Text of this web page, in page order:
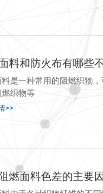
料和防火布有哪些
是一种常用的阻燃织物
织物等
>>
燃面料色差的主要